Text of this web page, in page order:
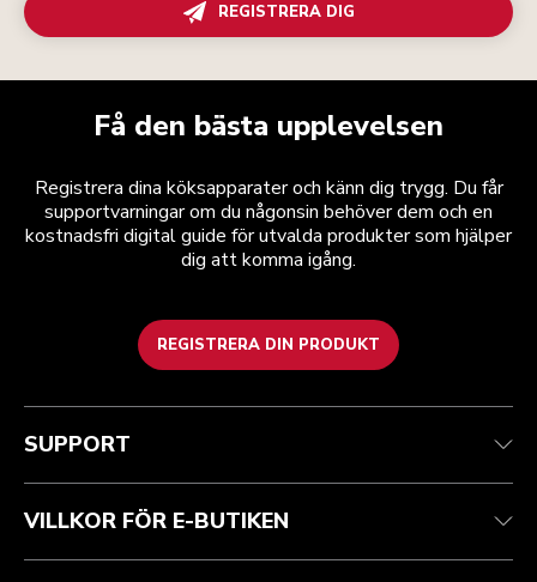
REGISTRERA DIG
Få den bästa upplevelsen
Registrera dina köksapparater och känn dig trygg. Du får
supportvarningar om du någonsin behöver dem och en
kostnadsfri digital guide för utvalda produkter som hjälper
dig att komma igång.
REGISTRERA DIN PRODUKT
Health Check
Spåra din beställning
Garanti och dokument
Vanliga frågor
Regler och villkor
Returer och återbetalningar
Imprint
ODR
Varumärket
Hitta en butik
SUPPORT
VILLKOR FÖR E-BUTIKEN